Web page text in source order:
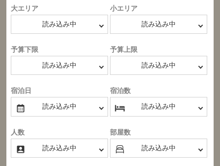
大エリア 小エリア
予算下限 予算上限
宿泊日 宿泊数
人数 部屋数